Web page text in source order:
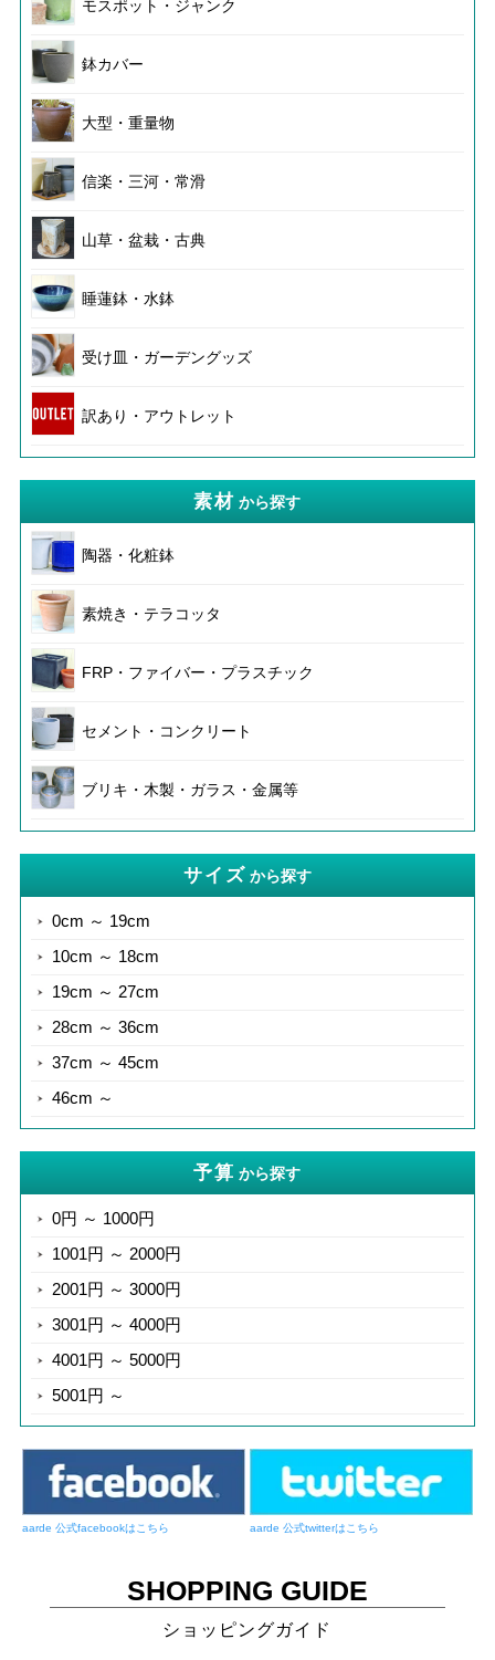
モスポット・ジャンク
鉢カバー
大型・重量物
信楽・三河・常滑
山草・盆栽・古典
睡蓮鉢・水鉢
受け皿・ガーデングッズ
訳あり・アウトレット
素材 から探す
陶器・化粧鉢
素焼き・テラコッタ
FRP・ファイバー・プラスチック
セメント・コンクリート
ブリキ・木製・ガラス・金属等
サイズ から探す
0cm ～ 19cm
10cm ～ 18cm
19cm ～ 27cm
28cm ～ 36cm
37cm ～ 45cm
46cm ～
予算 から探す
0円 ～ 1000円
1001円 ～ 2000円
2001円 ～ 3000円
3001円 ～ 4000円
4001円 ～ 5000円
5001円 ～
aarde 公式facebookはこちら aarde 公式twitterはこちら
SHOPPING GUIDE
ショッピングガイド